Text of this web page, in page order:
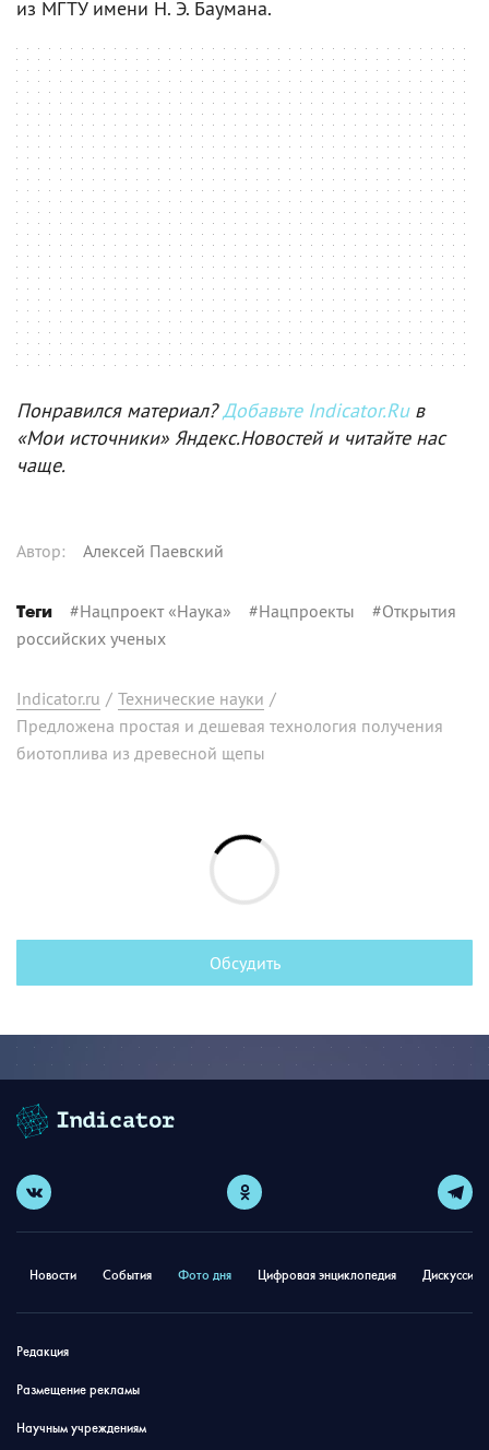
из МГТУ имени Н. Э. Баумана.
Понравился материал?Добавьте Indicator.Ruв
«Мои источники» Яндекс.Новостей и читайте нас
чаще.
Автор: Алексей Паевский
Теги #Нацпроект «Наука» #Нацпроекты #Открытия
российских ученых
Indicator.ru / Технические науки /
Предложена простая и дешевая технология получения
биотоплива из древесной щепы
Обсудить
Новости События Фото дня Цифровая энциклопедия
Редакция
Размещение рекламы
Научным учреждениям